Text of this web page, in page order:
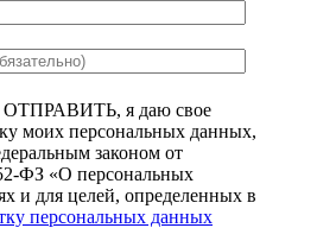
ОТПРАВИТЬ, я даю свое
моих персональных данных,
законом от
ФЗ «О персональных
и для целей, определенных в
персональных данных